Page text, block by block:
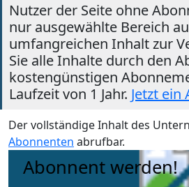
Nutzer der Seite ohne
nur ausgewählte Bereich
umfangreichen Inhalt zur
Sie alle Inhalte durch den
kostengünstigen
Laufzeit von 1 Jahr. Jetzt ein
Der vollständige Inhalt des
Abonnenten abrufbar.
Abonnent werden!